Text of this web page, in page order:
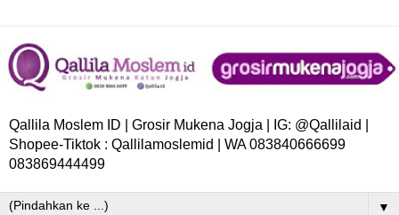
Qallila Moslem ID | Grosir Mukena Jogja | IG: @Qallilaid |
Shopee-Tiktok : Qallilamoslemid | WA 083840666699
083869444499
▼